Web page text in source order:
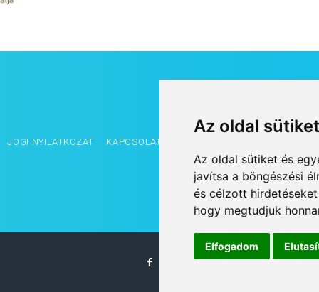
Az oldal
Az oldal sütiket és
javítsa a böngészési
és célzott
hogy megtudjuk
Elfogadom
JOGI NYILATKOZAT KAPCSOLAT